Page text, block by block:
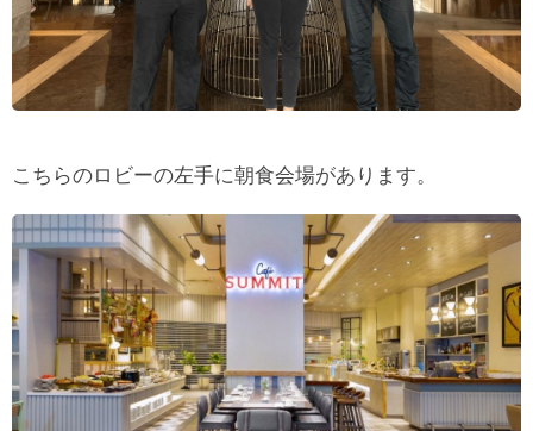
こちらのロビーの左手に朝食会場があります。